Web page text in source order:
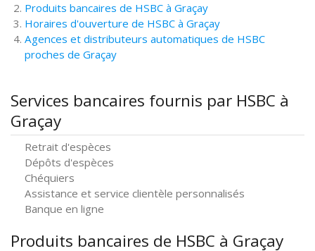
Produits bancaires de HSBC à Graçay
Horaires d'ouverture de HSBC à Graçay
Agences et distributeurs automatiques de HSBC
proches de Graçay
Services bancaires fournis par HSBC à
Graçay
Retrait d'espèces
Dépôts d'espèces
Chéquiers
Assistance et service clientèle personnalisés
Banque en ligne
Produits bancaires de HSBC à Graçay